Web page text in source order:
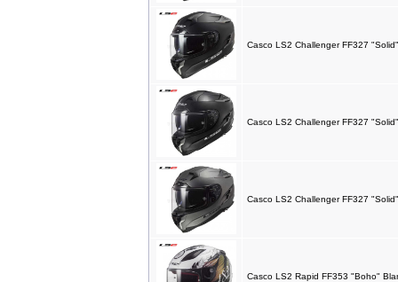
Casco LS2 Challenger FF327
Casco LS2 Challenger FF327
Casco LS2 Challenger FF327
Casco LS2 Rapid FF353 "Boho"